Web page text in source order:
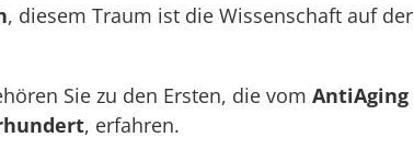
, diesem Traum ist die Wissenschaft auf der
Sie zu den Ersten, die vom AntiAging
, erfahren.